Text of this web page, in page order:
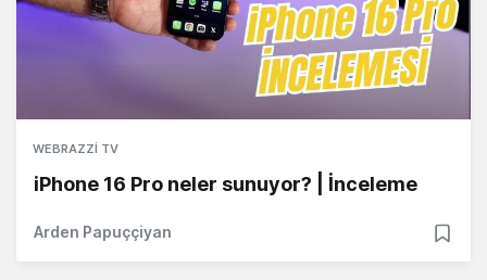
WEBRAZZI TV
iPhone 16 Pro neler sunuyor? | İnceleme
Arden Papuççiyan